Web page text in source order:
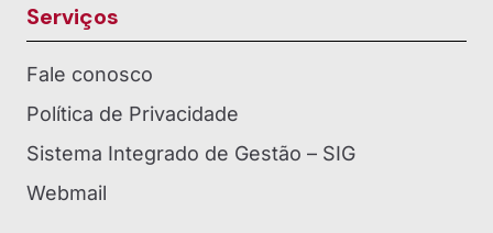
Serviços
Fale conosco
Política de Privacidade
Sistema Integrado de Gestão – SIG
Webmail